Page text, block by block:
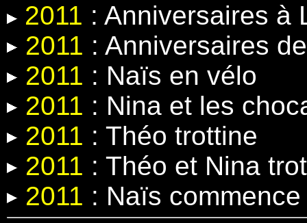
2011 : Anniversaires à
2011 : Anniversaires
2011 : Naïs en vélo
2011 : Nina et les
2011 : Théo trottine
2011 : Théo et Nina
2011 : Naïs